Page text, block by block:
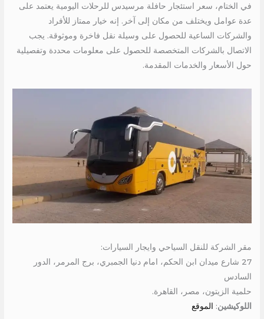
في الختام، سعر استئجار حافلة مرسيدس للرحلات اليومية يعتمد على
عدة عوامل ويختلف من مكان إلى آخر. إنه خيار ممتاز للأفراد
والشركات الساعية للحصول على وسيلة نقل فاخرة وموثوقة. يجب
الاتصال بالشركات المتخصصة للحصول على معلومات محددة وتفصيلية
حول الأسعار والخدمات المقدمة.
مقر الشركة للنقل السياحي وايجار السيارات:
27 شارع ميدان ابن الحكم، امام دنيا الجمبري، برج المرمر، الدور
السادس
حلمية الزيتون، مصر، القاهرة.
اللوكيشين: الموقع